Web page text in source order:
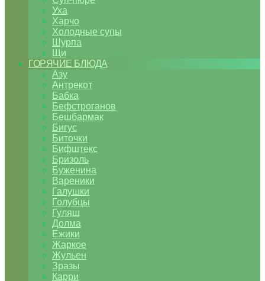
Уха
Харчо
Холодные супы
Шурпа
Щи
ГОРЯЧИЕ БЛЮДА
Азу
Антрекот
Бабка
Бефстроганов
Бешбармак
Бигус
Биточки
Бифштекс
Бризоль
Буженина
Вареники
Галушки
Голубцы
Гуляш
Долма
Ежики
Жаркое
Жульен
Зразы
Карри